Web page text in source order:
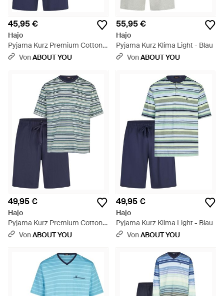
45,95 €
Hajo
Pyjama Kurz Premium Cotton -
BlauVonABOUT YOU
55,95 €
Hajo
Pyjama Kurz Klima Light - Blau
VonABOUT YOU
49,95 €
Hajo
Pyjama Kurz Premium Cotton -
BlauVonABOUT YOU
49,95 €
Hajo
Pyjama Kurz Klima Light - Blau
VonABOUT YOU